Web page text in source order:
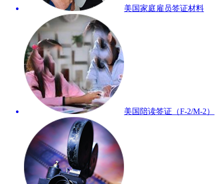
美国家庭雇员签证材料
​美国陪读签证（F-2/M-2）